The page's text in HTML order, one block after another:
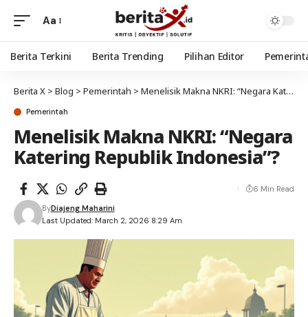
Aa
Berita Terkini Berita Trending Pilihan Editor
Berita X > Blog > Pemerintah > Menelisik Makna NKRI: “Negara Katering Republik Indonesia”?
Pemerintah
Menelisik Makna NKRI: “Negara
Katering Republik Indonesia”?
Last Updated: March 2, 2026 8:29 Am
ByDiajeng Maharini
6 Min Read